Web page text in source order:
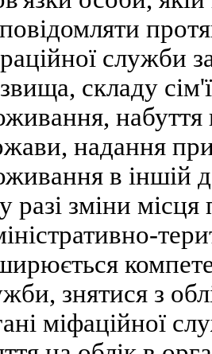
служби
складу
набуття
надання
в іншій
разі зміни
знятися з
міфаційної